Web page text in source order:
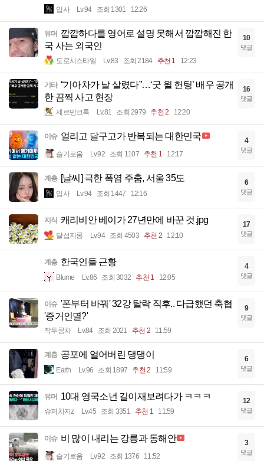
입사 Lv.94 조회 1301 12:26
유머 깝깝하다를 영어로 설명 못해서 깝깝해진 한
국 사는 외국인
도로시스타일 Lv.83 조회 2184 추천 1 12:23
10
댓글
기타 “기아차가 날 살렸다”…‘굿 윌 헌팅’ 배우 공개
한 끔찍 사고 현장
제르만크록 Lv.81 조회 2979 추천 2 12:20
16
댓글
이슈 얼리고 달구고가 반복되는 대한민국
슬기로움 Lv.92 조회 1107 추천 1 12:17
4
댓글
계층 [날씨] 극한 폭염 주춤, 서울 35도
입사 Lv.94 조회 1447 12:16
6
댓글
지식 캐리비안 베이가 27년만에 바꾼 것.jpg
달섭지롱 Lv.94 조회 4503 추천 2 12:10
17
댓글
계층 한국인들 근황
Blume Lv.86 조회 3032 추천 1 12:05
4
댓글
이슈 '폰부터 바꿔' 32강 탈락 직후.. 다급했던 축협
'증거인멸?'
작두콩차 Lv.84 조회 2021 추천 2 11:59
9
댓글
계층 공포에 얼어버린 댕댕이
Earth Lv.96 조회 1897 추천 2 11:59
6
댓글
유머 10대 영국소년 길이재보려다가 ㅋㅋㅋ
슈퍼차지z Lv.45 조회 3351 추천 1 11:59
12
댓글
이슈 비 많이 내리는 강릉과 동해안
슬기로움 Lv.92 조회 1376 11:52
3
댓글